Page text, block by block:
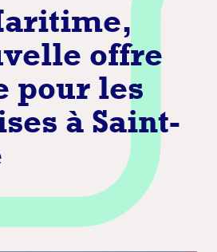
offre
pour les
à Saint-